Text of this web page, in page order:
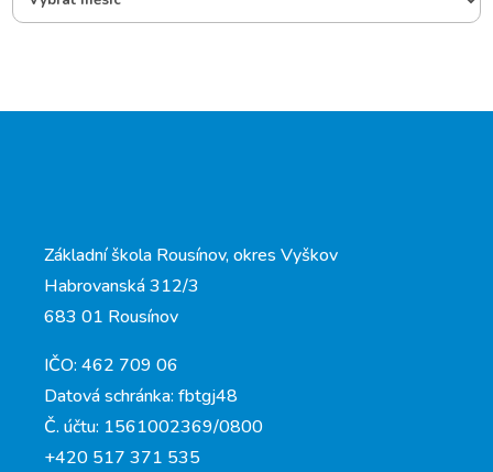
Základní škola Rousínov, okres Vyškov
Habrovanská 312/3
683 01 Rousínov
IČO: 462 709 06
Datová schránka: fbtgj48
Č. účtu: 1561002369/0800
+420 517 371 535